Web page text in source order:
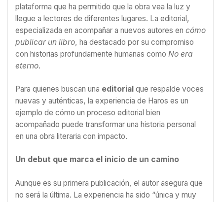
plataforma que ha permitido que la obra vea la luz y
llegue a lectores de diferentes lugares. La editorial,
especializada en acompañar a nuevos autores en cómo
publicar un libro, ha destacado por su compromiso
con historias profundamente humanas como No era
eterno.
Para quienes buscan una editorial que respalde voces
nuevas y auténticas, la experiencia de Haros es un
ejemplo de cómo un proceso editorial bien
acompañado puede transformar una historia personal
en una obra literaria con impacto.
Un debut que marca el inicio de un camino
Aunque es su primera publicación, el autor asegura que
no será la última. La experiencia ha sido “única y muy